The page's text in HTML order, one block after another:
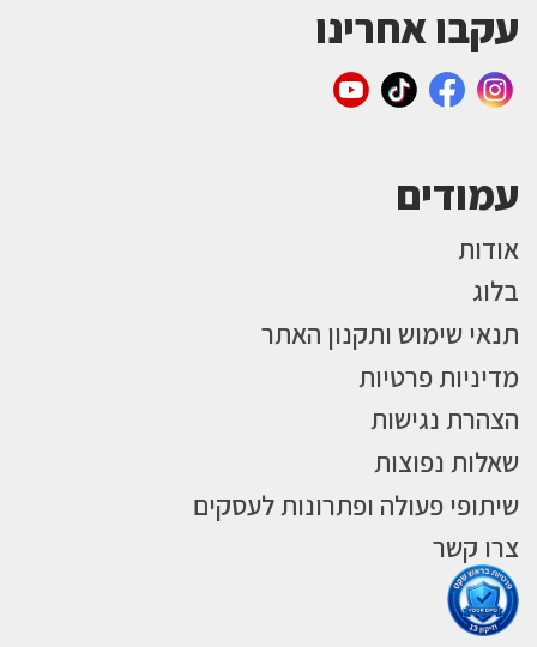
עקבו אחרינו
עמודים
אודות
בלוג
תנאי שימוש ותקנון האתר
מדיניות פרטיות
הצהרת נגישות
שאלות נפוצות
שיתופי פעולה ופתרונות לעסקים
צרו קשר